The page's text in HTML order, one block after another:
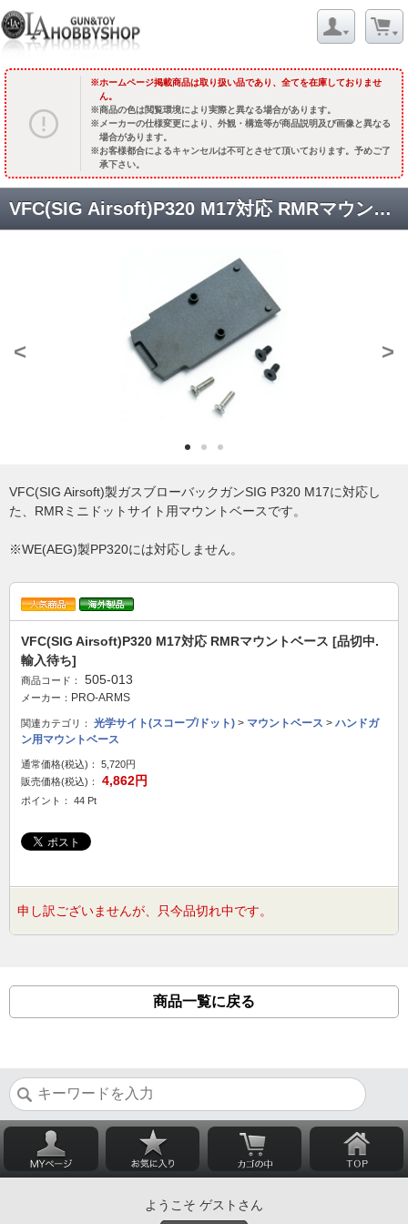
ホームページ掲載商品は取り扱い品であり、全てを在庫しておりませ
ん。
商品の色は閲覧環境により実際と異なる場合があります。
メーカーの仕様変更により、外観・構造等が商品説明及び画像と異なる
場合があります。
お客様都合によるキャンセルは不可とさせて頂いております。予めご了
承下さい。
VFC(SIG Airsoft)P320 M17対応 RMRマウントベース [品切中.輸入待ち]
< >
VFC(SIG Airsoft)製ガスブローバックガンSIG P320 M17に対応し
た、RMRミニドットサイト用マウントベースです。
※WE(AEG)製PP320には対応しません。
VFC(SIG Airsoft)P320 M17対応 RMRマウントベース [品切中.
輸入待ち]
商品コード： 505-013
メーカー： PRO-ARMS
関連カテゴリ： 光学サイト(スコープ/ドット) > マウントベース > ハンドガ
ン用マウントベース
通常価格(税込)：
5,720円
販売価格(税込)：
4,862円
ポイント： 44 Pt
申し訳ございませんが、只今品切れ中です。
商品一覧に戻る
ようこそ ゲストさん